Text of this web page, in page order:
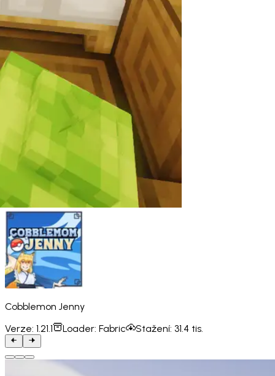
Cobblemon Jenny
Verze: 1.21.1 Loader: Fabric Stažení: 31.4 tis.